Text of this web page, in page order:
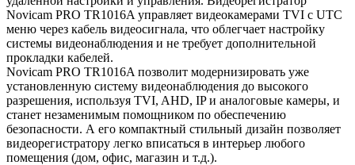
Novicam PRO TR1016A управляет видеокамерами TVI с UTC
меню через кабель видеосигнала, что облегчает настройку
системы видеонаблюдения и не требует дополнительной
прокладки кабелей.
Novicam PRO TR1016A позволит модернизировать уже
установленную систему видеонаблюдения до высокого
разрешения, используя TVI, AHD, IP и аналоговые камеры, и
станет незаменимым помощником по обеспечению
безопасности. А его компактный стильный дизайн позволяет
видеорегистратору легко вписаться в интерьер любого
помещения (дом, офис, магазин и т.д.).